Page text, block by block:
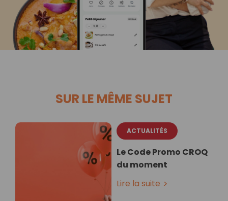
SUR LE MÊME SUJET
ACTUALITÉS
Le Code Promo CROQ
du moment
Lire la suite